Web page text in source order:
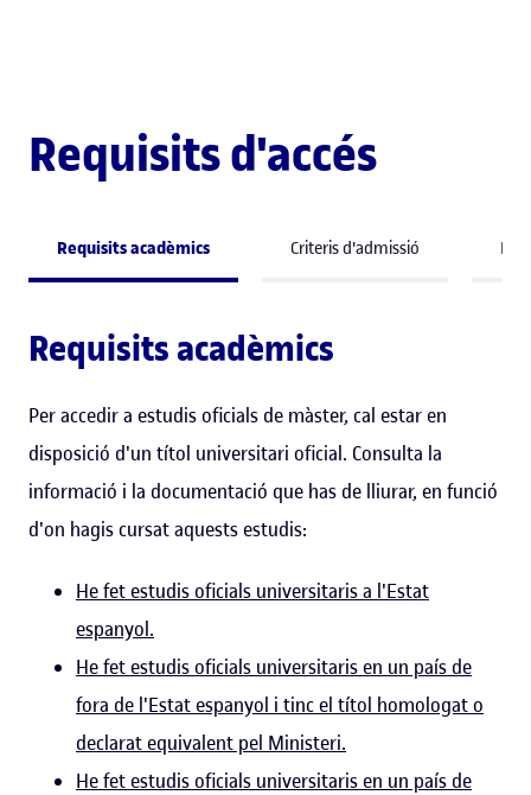
Requisits d'accés
Requisits acadèmics Criteris d'admissió
Requisits acadèmics
Per accedir a estudis oficials de màster, cal estar en
disposició d'un títol universitari oficial. Consulta la
informació i la documentació que has de lliurar, en funció
d'on hagis cursat aquests estudis:
He fet estudis oficials universitaris a l'Estat
espanyol.
He fet estudis oficials universitaris en un país de
fora de l'Estat espanyol i tinc el títol homologat o
declarat equivalent pel Ministeri.
He fet estudis oficials universitaris en un país de